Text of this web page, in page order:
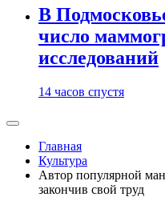
В
число
исследований
14 часов спустя
Главная
Культура
Автор популярной
закончив свой труд